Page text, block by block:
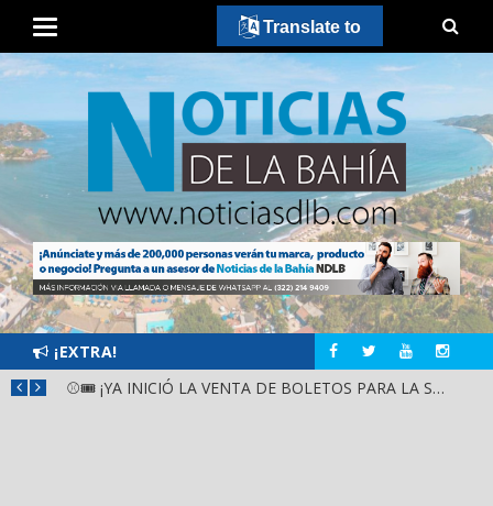
¡EXTRA!
⚾🎟️ ¡YA INICIÓ LA VENTA DE BOLETOS PARA LA SERIE DEL CARIBE KIDS NAYARIT 2026!
Translate to